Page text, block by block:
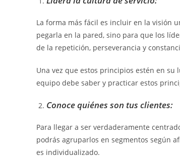
La forma más fácil es incluir en la visión
pegarla en la pared, sino para que los
de la repetición, perseverancia y
Una vez que estos principios estén en
equipo debe saber y practicar estos
Conoce quiénes son tus clientes:
Para llegar a ser verdaderamente
podrás agruparlos en segmentos según
es individualizado.